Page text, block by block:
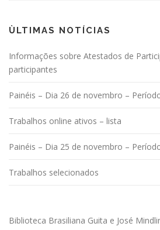
ÙLTIMAS NOTÍCIAS
Informações sobre Atestados de
participantes
Painéis – Dia 26 de novembro –
Trabalhos online ativos – lista
Painéis – Dia 25 de novembro –
Trabalhos selecionados
Biblioteca Brasiliana Guita e José